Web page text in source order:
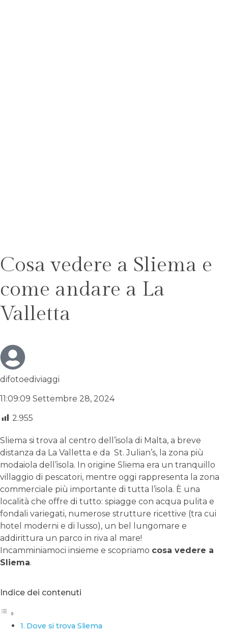
Cosa vedere a Sliema e
come andare a La
Valletta
difotoediviaggi
11:09:09 Settembre 28, 2024
2.955
Sliema si trova al centro dell’isola di Malta, a breve
distanza da La Valletta e da St. Julian’s, la zona più
modaiola dell’isola. In origine Sliema era un tranquillo
villaggio di pescatori, mentre oggi rappresenta la zona
commerciale più importante di tutta l’isola. È una
località che offre di tutto: spiagge con acqua pulita e
fondali variegati, numerose strutture ricettive (tra cui
hotel moderni e di lusso), un bel lungomare e
addirittura un parco in riva al mare!
Incamminiamoci insieme e scopriamo cosa vedere a
Sliema.
Indice dei contenuti
Dove si trova Sliema